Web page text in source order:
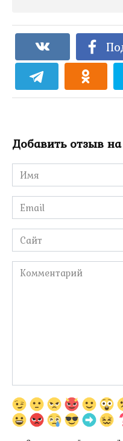
Добавить отзыв
Имя
*
Email
*
Сайт
Комментарий